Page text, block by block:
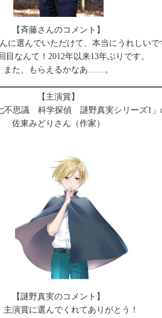
【斉藤さんのコメント】
に選んでいただけて、本当にうれしいで
目なんて！2012年以来13年ぶりです。
また、もらえるかなあ……。
【主演賞】
不思議 科学探偵 謎野真実シリーズ1」
佐東みどりさん（作家）
【謎野真実のコメント】
主演賞に選んでくれてありがとう！